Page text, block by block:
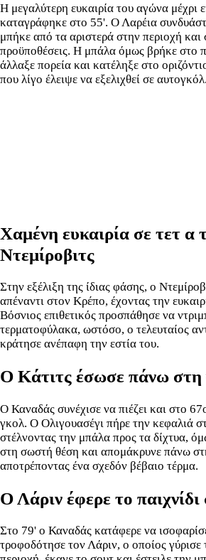
Η μεγαλύτερη ευκαιρία του αγώνα μέχρι
καταγράφηκε στο 55'. Ο Λαρέια
μπήκε από τα αριστερά στην περιοχή και
προϋποθέσεις. Η μπάλα όμως βρήκε στο
άλλαξε πορεία και κατέληξε στο
που λίγο έλειψε να εξελιχθεί σε αυτογκόλ.
Χαμένη ευκαιρία σε τετ α
Ντεμίροβιτς
Στην εξέλιξη της ίδιας φάσης, ο
απέναντι στον Κρέπο, έχοντας την
Βόσνιος επιθετικός προσπάθησε να
τερματοφύλακα, ωστόσο, ο τελευταίος
κράτησε ανέπαφη την εστία του.
Ο Κάτιτς έσωσε πάνω στη
Ο Καναδάς συνέχισε να πιέζει και στο
γκολ. Ο Ολιγουασέγι πήρε την κεφαλιά
στέλνοντας την μπάλα προς τα δίχτυα,
στη σωστή θέση και απομάκρυνε πάνω
αποτρέποντας ένα σχεδόν βέβαιο τέρμα.
Ο Λάριν έφερε το παιχνίδι
Στο 79' ο Καναδάς κατάφερε να
τροφοδότησε τον Λάριν, ο οποίος